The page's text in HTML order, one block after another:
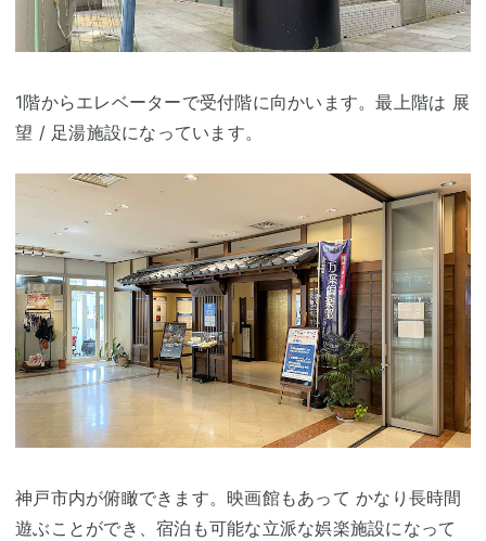
1階からエレベーターで受付階に向かいます。最上階は 展
望 / 足湯施設になっています。
神戸市内が俯瞰できます。映画館もあって かなり長時間
遊ぶことができ、宿泊も可能な立派な娯楽施設になって